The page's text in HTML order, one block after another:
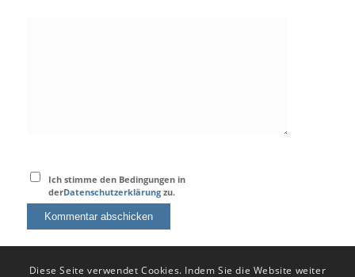
Ich stimme den Bedingungen in
derDatenschutzerklärung zu.
Diese Seite verwendet Cookies. Indem Sie die Website weiter